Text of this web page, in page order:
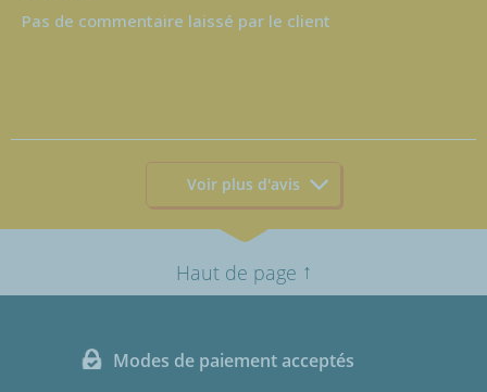
Pas de commentaire laissé par le client
Voir plus d'avis
Haut de page ↑
Modes de paiement acceptés